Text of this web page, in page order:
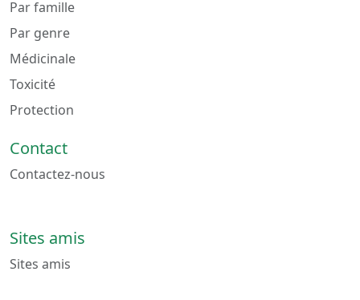
Par famille
Par genre
Médicinale
Toxicité
Protection
Contact
Contactez-nous
Sites amis
Sites amis